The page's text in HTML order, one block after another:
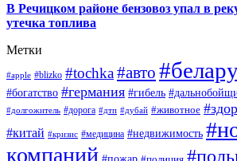
В Речицком районе бензовоз упал в
утечка топлива
Метки
#apple #blizko #tochka#авто
#богатство #германия #гибель
#долгожитель #дорога #дтп #дубай #животное
#китай #кризис #медицина #недвижимость
компаний